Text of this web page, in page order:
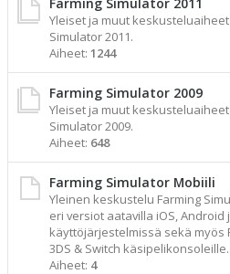
Yleiset ja muut
Simulator 2011.
Aiheet: 1244
Farming Simulator 2009
Yleiset ja muut
Simulator 2009.
Aiheet: 648
Farming Simulator Mobiili
Yleinen keskustelu Farming
eri versiot aatavilla iOS, Android
käyttöjärjestelmissä sekä myös
3DS & Switch käsipelikonsoleille.
Aiheet: 4